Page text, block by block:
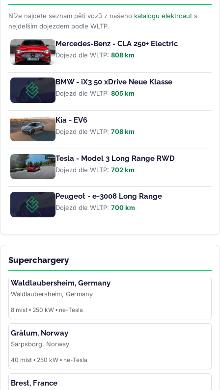
Níže najdete seznam pěti vozů z našeho katalogu elektroaut s
nejdelším dojezdem podle WLTP.
Mercedes-Benz - CLA 250+ Electric
Dojezd dle WLTP: 808 km
BMW - iX3 50 xDrive Neue Klasse
Dojezd dle WLTP: 805 km
Kia - EV6
Dojezd dle WLTP: 708 km
Tesla - Model 3 Long Range RWD
Dojezd dle WLTP: 702 km
Peugeot - e-3008 Long Range
Dojezd dle WLTP: 700 km
Superchargery
Waldlaubersheim, Germany
Waldlaubersheim, Germany
8 míst • 250 kW • ne-Tesla
Grålum, Norway
Sarpsborg, Norway
40 míst • 250 kW • ne-Tesla
Brest, France